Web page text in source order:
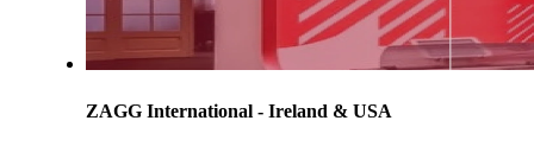
ZAGG International - Ireland & USA